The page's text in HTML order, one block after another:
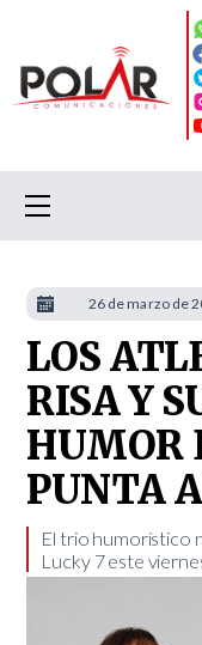
LOS
RISA Y
HUMOR
PUNTA
El trio humorístico
Lucky 7 este
26 de marzo de